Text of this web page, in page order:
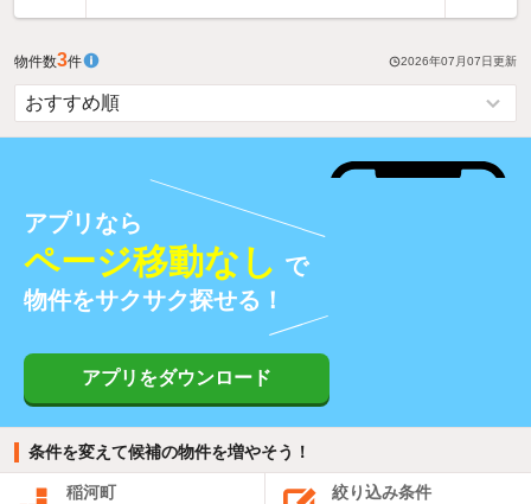
物件数3件 2026年07月07日更新
アプリなら
ページ移動なし で
物件をサクサク探せる！
アプリをダウンロード
条件を変えて候補の物件を増やそう！
稲河町 絞り込み条件